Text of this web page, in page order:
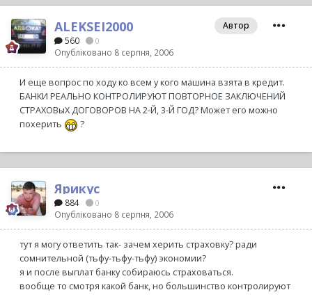
ALEKSEI2000
560 0
Опубліковано 8 серпня, 2006
Автор
И еще вопрос по ходу ко всем у кого машина взята в кредит.
БАНКИ РЕАЛЬНО КОНТРОЛИРУЮТ ПОВТОРНОЕ ЗАКЛЮЧЕНИЙ
СТРАХОВыХ ДОГОВОРОВ НА 2-Й, 3-Й ГОД? Может его можно
похерить
?
Ярикус
884 0
Опубліковано 8 серпня, 2006
тут я могу ответить так- зачем херить страховку? ради
сомнительной (тьфу-тьфу-тьфу) экономии?
я и после выплат банку собираюсь страховаться.
вообще то смотря какой банк, но большинство контролируют